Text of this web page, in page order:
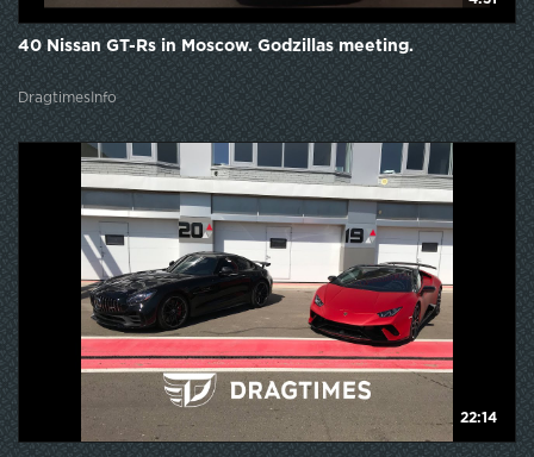
40 Nissan GT-Rs in Moscow. Godzillas meeting.
DragtimesInfo
22:14